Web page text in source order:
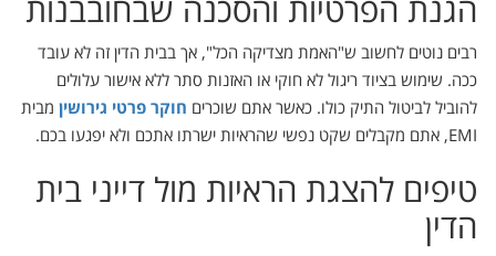
הגנת הפרטיות והסכנה שבחובבנות
רבים נוטים לחשוב ש"האמת מצדיקה הכל", אך בבית הדין זה לא עובד
ככה. שימוש בציוד ריגול לא חוקי או האזנות סתר ללא אישור עלולים
להוביל לביטול התיק כולו. כאשר אתם שוכרים חוקר פרטי גירושין מבית
EMI, אתם מקבלים שקט נפשי שהראיות ישרתו אתכם ולא יפגעו בכם.
טיפים להצגת הראיות מול דייני בית
הדין